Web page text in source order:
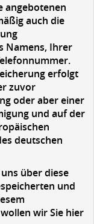
angebotenen
auch die
Namens, Ihrer
erfolgt
zuvor
oder aber einer
und auf der
deutschen
über diese
und
wir Sie hier